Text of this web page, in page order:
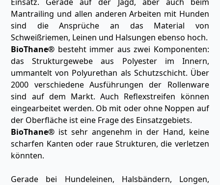
Mantrailing und allen anderen Arbeiten mit Hunden
sind die Ansprüche an das Material von
Schweißriemen, Leinen und Halsungen ebenso hoch.
BioThane® besteht immer aus zwei Komponenten:
das Strukturgewebe aus Polyester im Innern,
ummantelt von Polyurethan als Schutzschicht. Über
2000 verschiedene Ausführungen der Rollenware
sind auf dem Markt. Auch Reflexstreifen können
eingearbeitet werden. Ob mit oder ohne Noppen auf
der Oberfläche ist eine Frage des Einsatzgebiets.
BioThane® ist sehr angenehm in der Hand, keine
scharfen Kanten oder raue Strukturen, die verletzen
könnten.
Gerade bei Hundeleinen, Halsbändern, Longen,